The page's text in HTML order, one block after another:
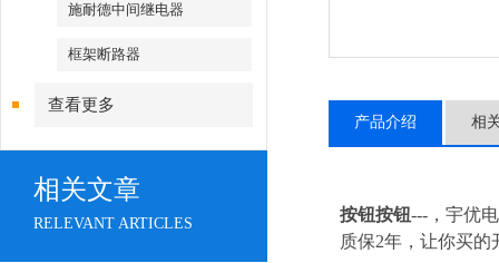
施耐德中间继电器
框架断路器
查看更多
相关文章
RELEVANT ARTICLES
产品介绍 相
按钮按钮---，宇优
质保2年，让你买